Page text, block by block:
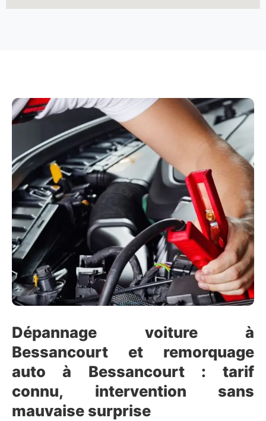
Dépannage voiture à
Bessancourt et remorquage
auto à Bessancourt : tarif
connu, intervention sans
mauvaise surprise